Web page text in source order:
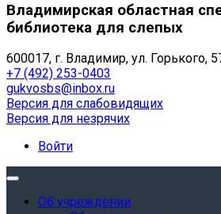
Владимирская областная
библиотека для слепых
600017, г. Владимир, ул. Горького,
+7 (492) 253-0403
gukvosbs@inbox.ru
Версия для слабовидящих
Версия для незрячих
Войти
Об учреждении